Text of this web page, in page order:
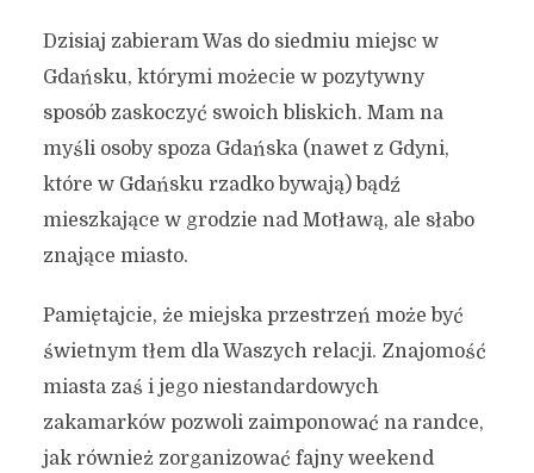
Dzisiaj zabieram Was do siedmiu miejsc w
Gdańsku, którymi możecie w pozytywny
sposób zaskoczyć swoich bliskich. Mam na
myśli osoby spoza Gdańska (nawet z Gdyni,
które w Gdańsku rzadko bywają) bądź
mieszkające w grodzie nad Motławą, ale słabo
znające miasto.
Pamiętajcie, że miejska przestrzeń może być
świetnym tłem dla Waszych relacji. Znajomość
miasta zaś i jego niestandardowych
zakamarków pozwoli zaimponować na randce,
jak również zorganizować fajny weekend